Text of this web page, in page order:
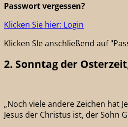
Passwort vergessen?
Klicken Sie hier: Login
Klicken SIe anschließend auf
2. Sonntag der
„Noch viele andere Zeichen hat
Jesus der Christus ist, der Sohn